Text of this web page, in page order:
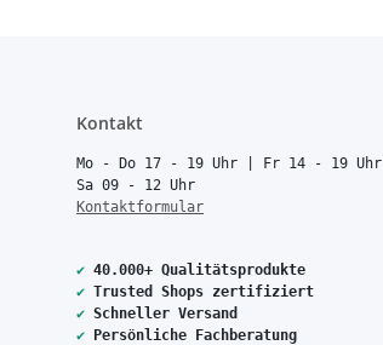
Kontakt
Mo - Do 17 - 19 Uhr | Fr 14 - 19 Uhr
Sa 09 - 12 Uhr
Kontaktformular
✔ 40.000+ Qualitätsprodukte
✔ Trusted Shops zertifiziert
✔ Schneller Versand
✔
Persönliche Fachberatung